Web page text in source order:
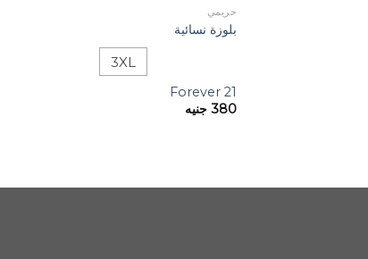
حريمي
بلوزة نسائية
3XL
Forever 21
380 جنيه